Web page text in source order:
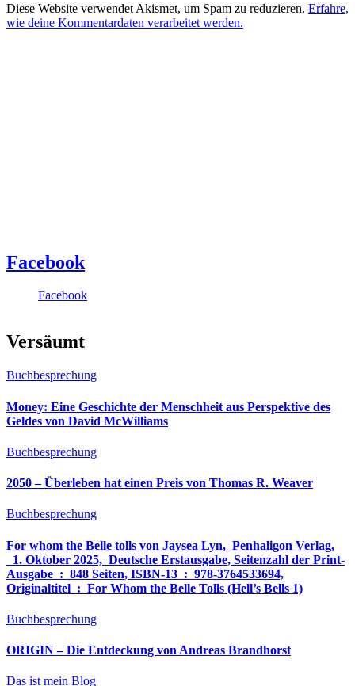
Diese Website verwendet Akismet, um Spam zu reduzieren. Erfahre,
wie deine Kommentardaten verarbeitet werden.
Facebook
Facebook
Versäumt
Buchbesprechung
Money: Eine Geschichte der Menschheit aus Perspektive des
Geldes von David McWilliams
Buchbesprechung
2050 – Überleben hat einen Preis von Thomas R. Weaver
Buchbesprechung
For whom the Belle tolls von Jaysea Lyn, ‎ Penhaligon Verlag,
‎ 1. Oktober 2025, ‎ Deutsche Erstausgabe, Seitenzahl der Print-
Ausgabe ‏ : ‎ 848 Seiten, ISBN-13 ‏ : ‎ 978-3764533694,
Originaltitel ‏ : ‎ For Whom the Belle Tolls (Hell’s Bells 1)
Buchbesprechung
ORIGIN – Die Entdeckung von Andreas Brandhorst
Das ist mein Blog